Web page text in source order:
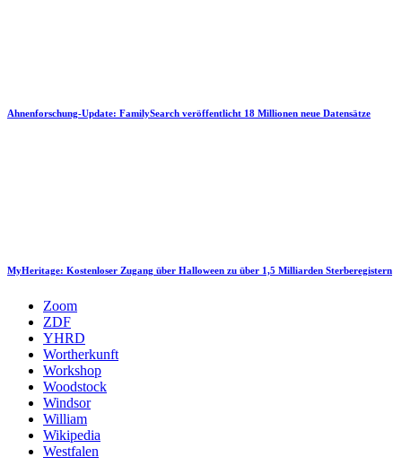
Ahnenforschung-Update: FamilySearch veröffentlicht 18 Millionen neue Datensätze
MyHeritage: Kostenloser Zugang über Halloween zu über 1,5 Milliarden Sterberegistern
Zoom
ZDF
YHRD
Wortherkunft
Workshop
Woodstock
Windsor
William
Wikipedia
Westfalen